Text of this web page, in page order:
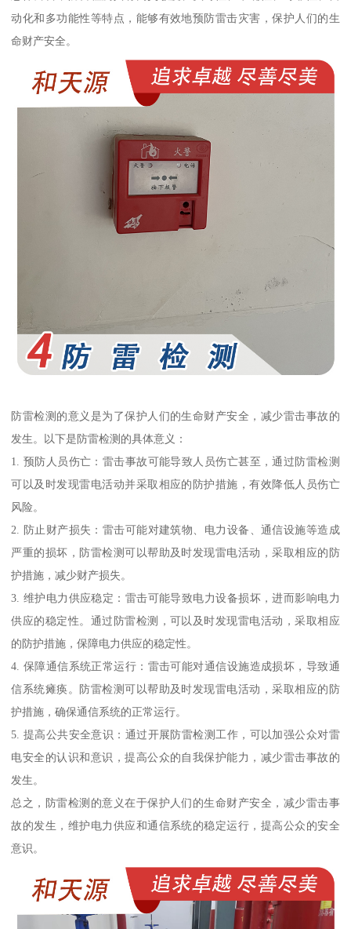
动化和多功能性等特点，能够有效地预防雷击灾害，保护人们的生
命财产安全。
防雷检测的意义是为了保护人们的生命财产安全，减少雷击事故的
发生。以下是防雷检测的具体意义：
1. 预防人员伤亡：雷击事故可能导致人员伤亡甚至，通过防雷检测
可以及时发现雷电活动并采取相应的防护措施，有效降低人员伤亡
风险。
2. 防止财产损失：雷击可能对建筑物、电力设备、通信设施等造成
严重的损坏，防雷检测可以帮助及时发现雷电活动，采取相应的防
护措施，减少财产损失。
3. 维护电力供应稳定：雷击可能导致电力设备损坏，进而影响电力
供应的稳定性。通过防雷检测，可以及时发现雷电活动，采取相应
的防护措施，保障电力供应的稳定性。
4. 保障通信系统正常运行：雷击可能对通信设施造成损坏，导致通
信系统瘫痪。防雷检测可以帮助及时发现雷电活动，采取相应的防
护措施，确保通信系统的正常运行。
5. 提高公共安全意识：通过开展防雷检测工作，可以加强公众对雷
电安全的认识和意识，提高公众的自我保护能力，减少雷击事故的
发生。
总之，防雷检测的意义在于保护人们的生命财产安全，减少雷击事
故的发生，维护电力供应和通信系统的稳定运行，提高公众的安全
意识。